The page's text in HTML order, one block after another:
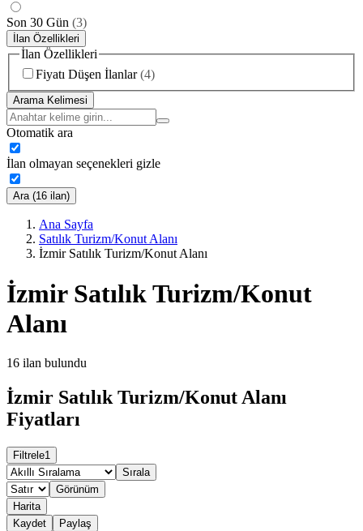
Son 30 Gün (3)
İlan Özellikleri
İlan Özellikleri
Fiyatı Düşen İlanlar (4)
Arama Kelimesi
Otomatik ara
İlan olmayan seçenekleri gizle
Ara (16 ilan)
Ana Sayfa
Satılık Turizm/Konut Alanı
İzmir Satılık Turizm/Konut Alanı
İzmir Satılık Turizm/Konut
Alanı
16 ilan bulundu
İzmir Satılık Turizm/Konut Alanı
Fiyatları
Filtrele1
Sırala
Görünüm
Harita
Kaydet
Paylaş